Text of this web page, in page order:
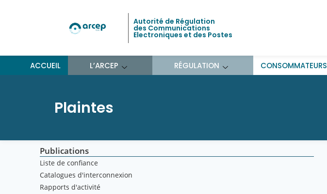
Autorité de Régulation
des Communications
Electroniques et des Postes
ACCUEIL L’ARCEP RÉGULATION CONSOMMATEURS
Plaintes
Publications
Liste de confiance
Catalogues d'interconnexion
Rapports d'activité